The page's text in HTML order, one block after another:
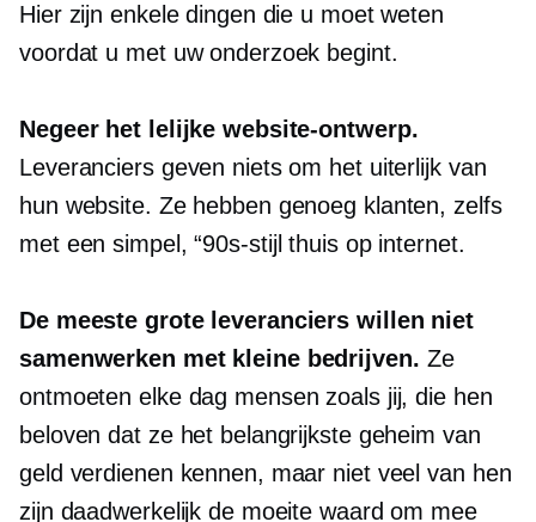
Hier zijn enkele dingen die u moet weten
voordat u met uw onderzoek begint.
Negeer het lelijke website-ontwerp.
Leveranciers geven niets om het uiterlijk van
hun website. Ze hebben genoeg klanten, zelfs
met een simpel,“90s-stijl thuis op internet.
De meeste grote leveranciers willen niet
samenwerken met kleine bedrijven. Ze
ontmoeten elke dag mensen zoals jij, die hen
beloven dat ze het belangrijkste geheim van
geld verdienen kennen, maar niet veel van hen
zijn daadwerkelijk de moeite waard om mee